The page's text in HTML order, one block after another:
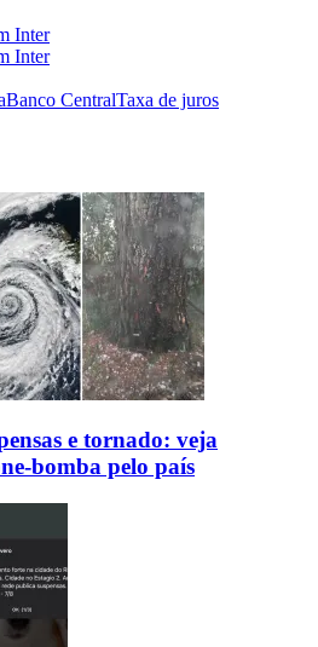
Banco CentralTaxa de juros
e tornado: veja
bomba pelo país